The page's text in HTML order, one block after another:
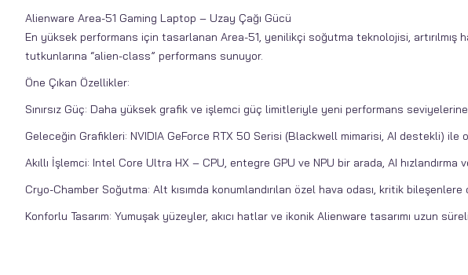
Alienware Area-51 Gaming Laptop – Uzay Çağı Gücü
En yüksek performans için tasarlanan Area-51, yenilikçi soğutma teknolojisi, artırılmış
tutkunlarına “alien-class” performans sunuyor.
Öne Çıkan Özellikler:
Sınırsız Güç: Daha yüksek grafik ve işlemci güç limitleriyle yeni performans
Geleceğin Grafikleri: NVIDIA GeForce RTX 50 Serisi (Blackwell mimarisi, AI destekli)
Akıllı İşlemci: Intel Core Ultra HX – CPU, entegre GPU ve NPU bir arada, AI
Cryo-Chamber Soğutma: Alt kısımda konumlandırılan özel hava odası, kritik
Konforlu Tasarım: Yumuşak yüzeyler, akıcı hatlar ve ikonik Alienware tasarımı uzun